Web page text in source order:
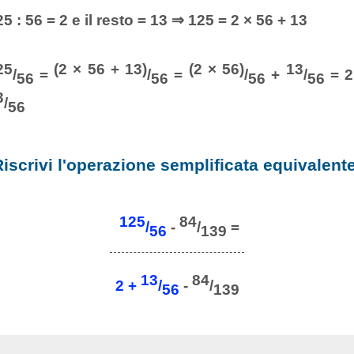
: 56 = 2 e il resto = 13 ⇒ 125 = 2 × 56 + 13
/56 = (2 × 56 + 13)/56 = (2 × 56)/56 + 13/56 =
/56
l'operazione semplificata
125/56 - 84/139 =
2 + 13/56 - 84/139